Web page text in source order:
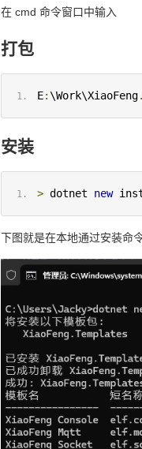
在 cmd 命令窗口中输入
打包
E:\Work\XiaoFeng.
安装
> dotnet new
下图就是在本地通过安装命